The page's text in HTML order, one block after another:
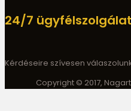
24/7 ügyfélszolgálat
Kérdéseire szívesen
Copyright © 2017,